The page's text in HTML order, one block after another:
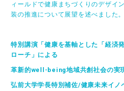
ィールドで健康まちづくりのデザイ
装の推進について展望を述べました。
特別講演「健康を基軸とした「経済
ローチ」による
革新的well-being地域共創社会の実
弘前大学学長特別補佐/健康未来イノ